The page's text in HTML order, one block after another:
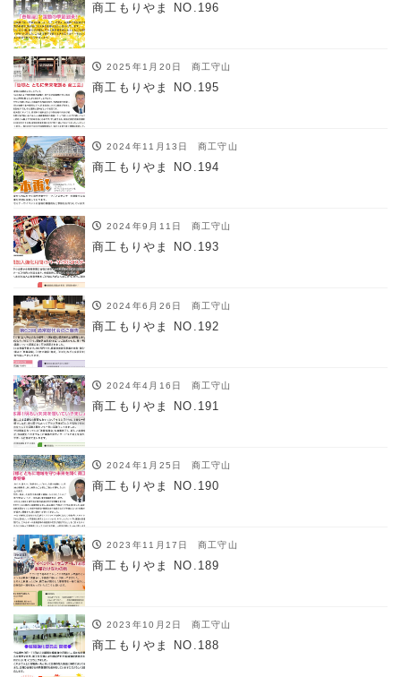
商工もりやま NO.196
2025年1月20日 商工守山
商工もりやま NO.195
2024年11月13日 商工守山
商工もりやま NO.194
2024年9月11日 商工守山
商工もりやま NO.193
2024年6月26日 商工守山
商工もりやま NO.192
2024年4月16日 商工守山
商工もりやま NO.191
2024年1月25日 商工守山
商工もりやま NO.190
2023年11月17日 商工守山
商工もりやま NO.189
2023年10月2日 商工守山
商工もりやま NO.188